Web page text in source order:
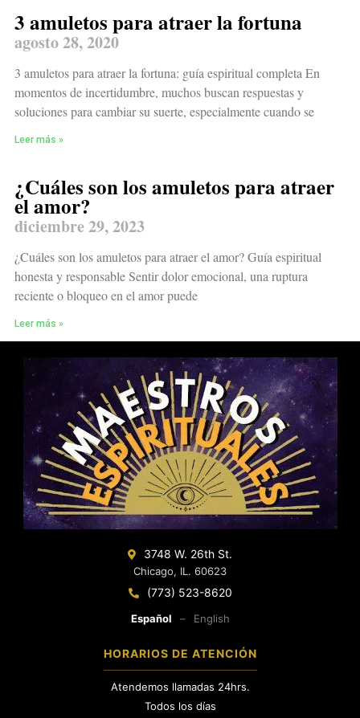
3 amuletos para atraer la fortuna
agosto 28, 2020
3 amuletos para atraer la fortuna: guía espiritual completa En
momentos de incertidumbre, muchos buscan respuestas y
soluciones para cambiar su suerte, especialmente cuando se
Leer más »
¿Cuáles son los amuletos para atraer
el amor?
diciembre 29, 2023
¿Cuáles son los amuletos para atraer el amor? Guía espiritual
honesta y responsable Sentir dolor emocional, una ruptura
reciente o bloqueo en el amor puede
Leer más »
3748 W. 26th St.
Chicago, IL. 60623
(773) 523-8620
Español – English
HORARIOS DE ATENCIÓN
Atendemos llamadas 24hrs.
Todos los días